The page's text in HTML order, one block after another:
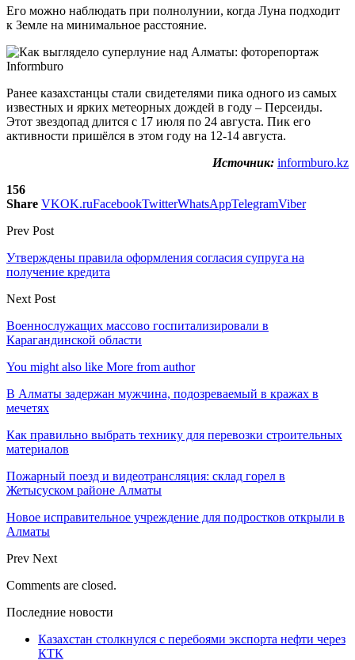
Его можно наблюдать при полнолунии, когда Луна подходит
к Земле на минимальное расстояние.
Ранее казахстанцы стали свидетелями пика одного из самых
известных и ярких метеорных дождей в году – Персеиды.
Этот звездопад длится с 17 июля по 24 августа. Пик его
активности пришёлся в этом году на 12-14 августа.
Источник: informburo.kz
156
Share VKOK.ruFacebookTwitterWhatsAppTelegramViber
Prev Post
Утверждены правила оформления согласия супруга на
получение кредита
Next Post
Военнослужащих массово госпитализировали в
Карагандинской области
You might also like More from author
В Алматы задержан мужчина, подозреваемый в кражах в
мечетях
Как правильно выбрать технику для перевозки строительных
материалов
Пожарный поезд и видеотрансляция: склад горел в
Жетысуском районе Алматы
Новое исправительное учреждение для подростков открыли в
Алматы
Prev Next
Comments are closed.
Последние новости
Казахстан столкнулся с перебоями экспорта нефти через
КТК